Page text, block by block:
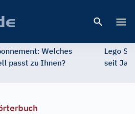
Welches
passt zu Ihnen?
Lego
seit